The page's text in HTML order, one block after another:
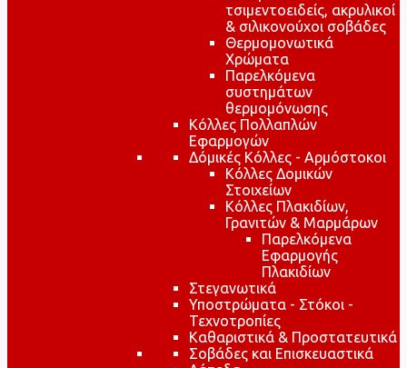
τσιμεντοειδείς, ακρυλικοί
& σιλικονούχοι σοβάδες
Θερμομονωτικά
Χρώματα
Παρελκόμενα
συστημάτων
θερμομόνωσης
Κόλλες Πολλαπλών
Εφαρμογών
Δόμικές Κόλλες - Αρμόστοκοι
Κόλλες Δομικών
Στοιχείων
Κόλλες Πλακιδίων,
Γρανιτών & Μαρμάρων
Παρελκόμενα
Εφαρμογής
Πλακιδίων
Στεγανωτικά
Υποστρώματα - Στόκοι -
Τεχνοτροπίες
Καθαριστικά & Προστατευτικά
Σοβάδες και Επισκευαστικά